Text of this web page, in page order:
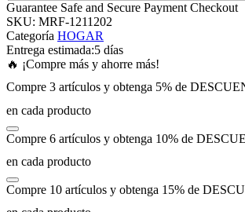
panel
panel
Guarantee Safe and Secure Payment Checkout
SKU: MRF-1211202
Categoría HOGAR
Entrega estimada:5 días
🔥 ¡Compre más y ahorre más!
Compre 3 artículos y obtenga 5% de
en cada producto
Compre 6 artículos y obtenga 10% de
en cada producto
Compre 10 artículos y obtenga 15% de